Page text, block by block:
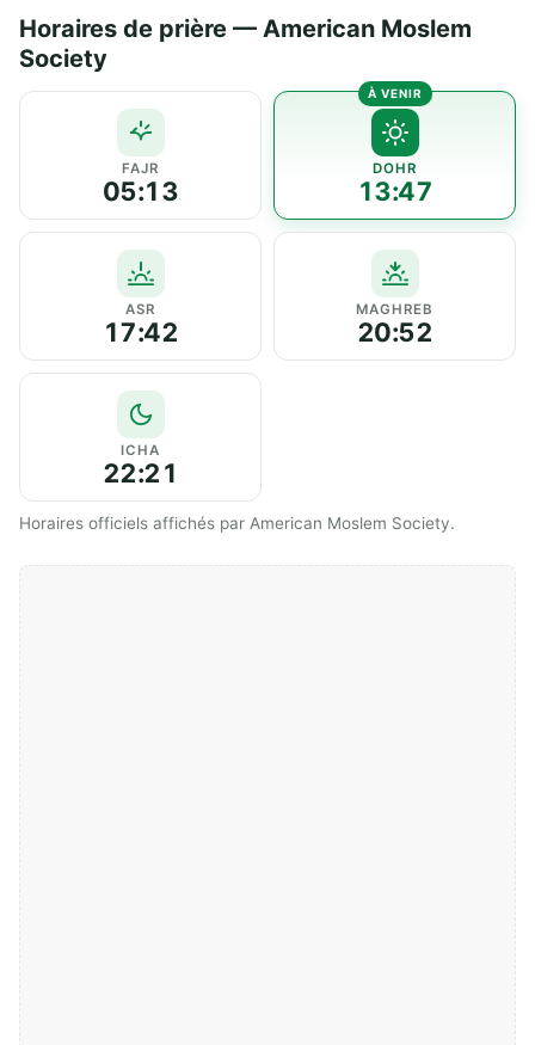
Horaires de prière — American Moslem
Society
FAJR
05:13
DOHR
13:47
ASR
17:42
MAGHREB
20:52
ICHA
22:21
Horaires officiels affichés par American Moslem Society.